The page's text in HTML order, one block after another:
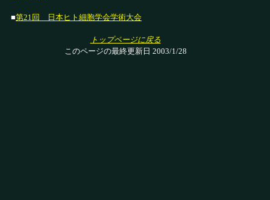
■第21回 日本ヒト細胞学会学術大会
トップページに戻る
このページの最終更新日 2003/1/28